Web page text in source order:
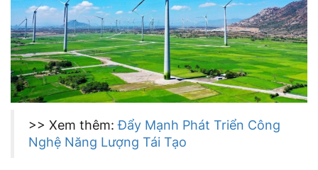
>> Xem thêm:Đẩy Mạnh Phát Triển Công
Nghệ Năng Lượng Tái Tạo